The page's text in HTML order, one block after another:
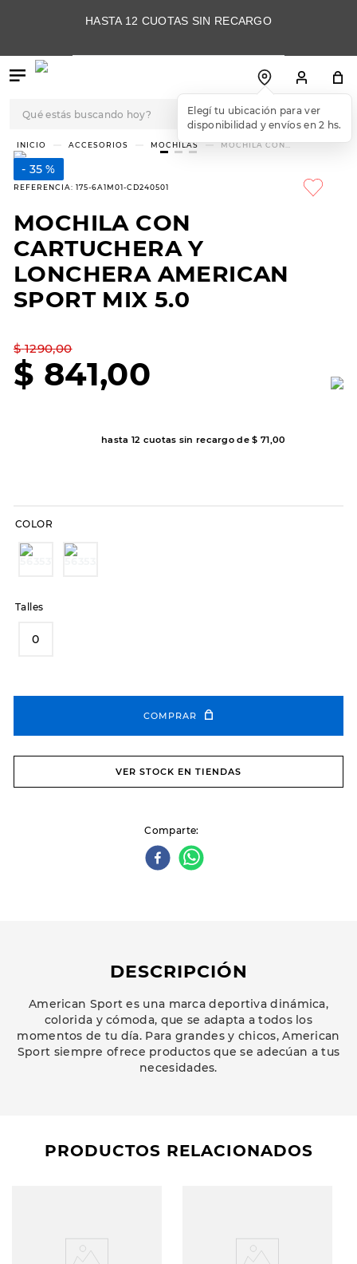
HASTA 12 CUOTAS SIN RECARGO
Elegí tu ubicación para ver
disponibilidad y envíos en 2 hs.
ACCESORIOS MOCHILAS
MOCHILA CON
35 %
REFERENCIA: 175-6A1M01-CD240501
MOCHILA CON
CARTUCHERA Y
LONCHERA AMERICAN
SPORT MIX 5.0
$ 1290,00
$ 841,00
hasta 12 cuotas sin recargo de$ 71,00
COLOR
Talles
0
COMPRAR
VER STOCK EN TIENDAS
Comparte
DESCRIPCIÓN
American Sport es una marca deportiva dinámica,
colorida y cómoda, que se adapta a todos los
momentos de tu día. Para grandes y chicos, American
Sport siempre ofrece productos que se adecúan a tus
necesidades.
PRODUCTOS RELACIONADOS
TÉRMINOS MÁS
BUSCADOS
3.
4.
championes
5
10
botas dama